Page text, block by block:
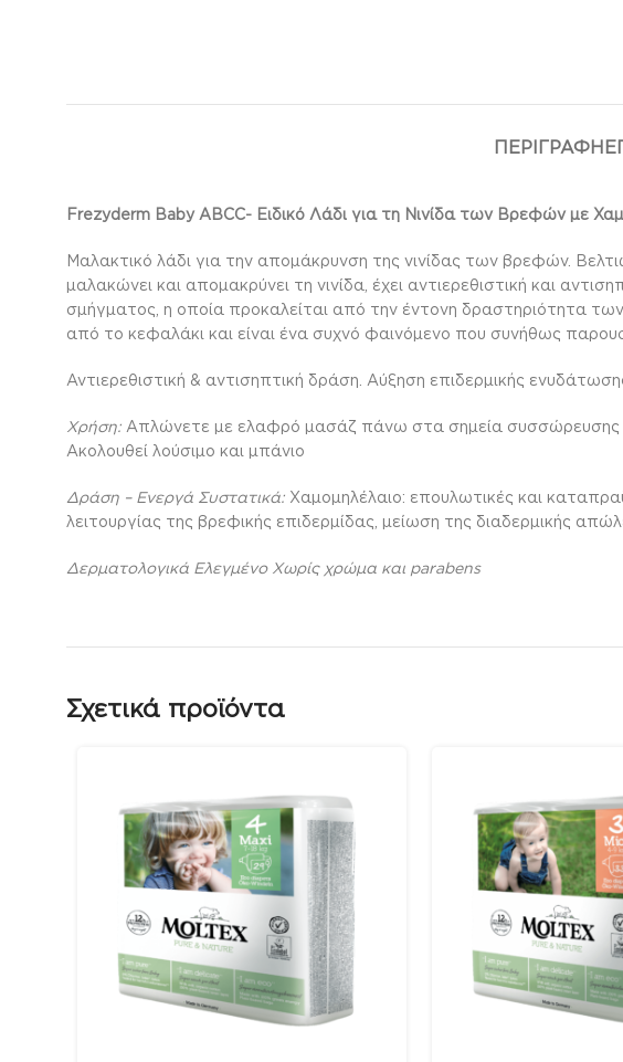
ΠΕΡΙΓΡΑΦΉ
Frezyderm Baby ABCC- Ειδικό Λάδι για τη Νινίδα των Βρεφών με
Μαλακτικό λάδι για την απομάκρυνση της νινίδας των βρεφών.
μαλακώνει και απομακρύνει τη νινίδα, έχει αντιερεθιστική και
σμήγματος, η οποία προκαλείται από την έντονη δραστηριότητα
από το κεφαλάκι και είναι ένα συχνό φαινόμενο που συνήθως
Αντιερεθιστική & αντισηπτική δράση. Αύξηση επιδερμικής
Χρήση: Aπλώνετε με ελαφρό μασάζ πάνω στα σημεία συσσώρευσης
Ακολουθεί λούσιμο και μπάνιο
Δράση – Ενεργά Συστατικά: Xαμομηλέλαιο: επουλωτικές και
λειτουργίας της βρεφικής επιδερμίδας, μείωση της διαδερμικής
Δερματολογικά Ελεγμένο Χωρίς χρώμα και parabens
Σχετικά προϊόντα